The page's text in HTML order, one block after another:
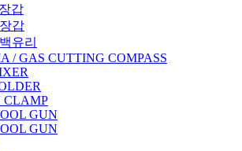
갑
갑
유리
/ GAS CUTTING COMPASS
CLAMP
GUN
GUN